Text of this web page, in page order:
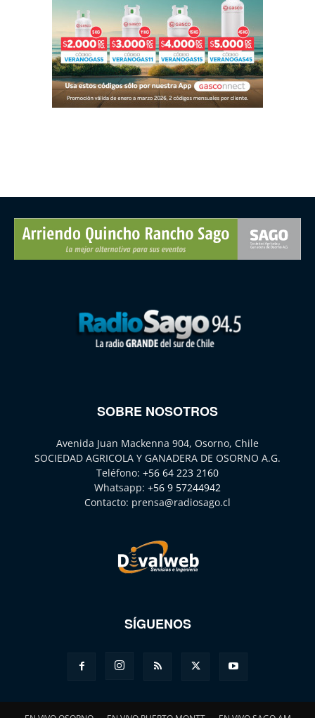
SOBRE NOSOTROS
Avenida Juan Mackenna 904, Osorno, Chile
SOCIEDAD AGRICOLA Y GANADERA DE OSORNO A.G.
Teléfono: +56 64 223 2160
Whatsapp: +56 9 57244942
Contacto: prensa@radiosago.cl
SÍGUENOS